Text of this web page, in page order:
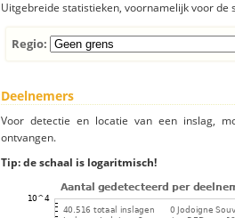
Uitgebreide statistieken, voornamelijk voor de
Regio:
Deelnemers
Voor detectie en locatie van een inslag,
ontvangen.
Tip: de schaal is logaritmisch!